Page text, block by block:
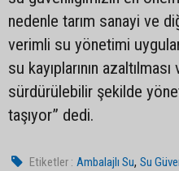
nedenle tarım sanayi ve
verimli su yönetimi
su kayıplarının
sürdürülebilir şekilde
taşıyor” dedi.
Etiketler : Ambalajlı Su,Su